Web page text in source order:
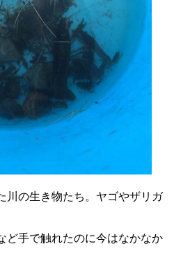
川の生き物たち。ヤゴやザリガ
ど手で触れたのに今はなかなか